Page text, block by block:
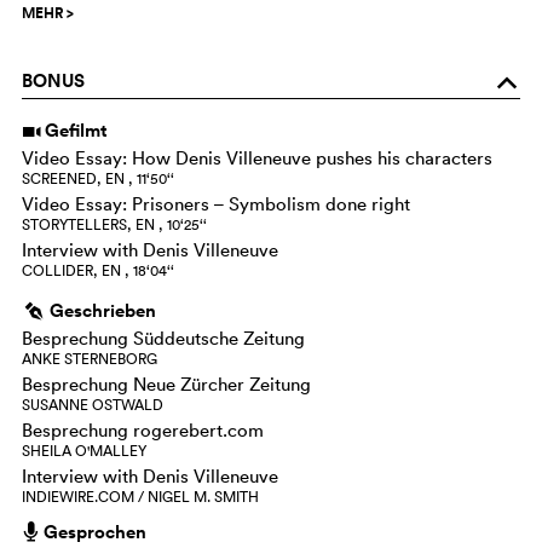
MEHR>
BONUS o
i Gefilmt
Video Essay: How Denis Villeneuve pushes his characters
SCREENED, EN , 11‘50‘‘
Video Essay: Prisoners – Symbolism done right
STORYTELLERS, EN , 10‘25‘‘
Interview with Denis Villeneuve
COLLIDER, EN , 18‘04‘‘
g Geschrieben
Besprechung Süddeutsche Zeitung
ANKE STERNEBORG
Besprechung Neue Zürcher Zeitung
SUSANNE OSTWALD
Besprechung rogerebert.com
SHEILA O'MALLEY
Interview with Denis Villeneuve
INDIEWIRE.COM / NIGEL M. SMITH
h Gesprochen